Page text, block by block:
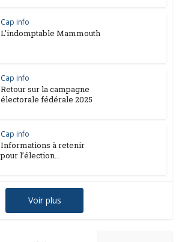
Cap info
L’indomptable Mammouth
Cap info
Retour sur la campagne
électorale fédérale 2025
Cap info
Informations à retenir
pour l’élection...
Voir plus